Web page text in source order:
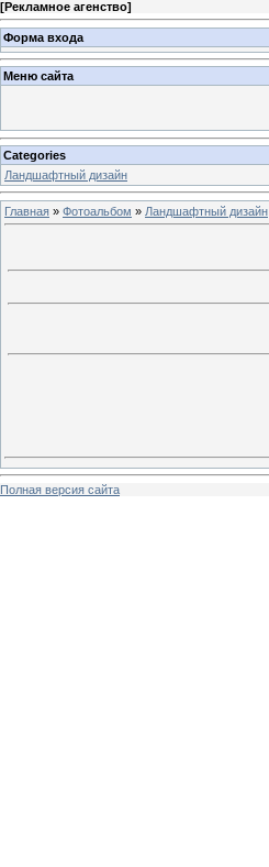
[Рекламное агенство]
Форма входа
Меню сайта
Categories
Ландшафтный дизайн
Главная » Фотоальбом » Ландшафтный дизайн
Полная версия сайта